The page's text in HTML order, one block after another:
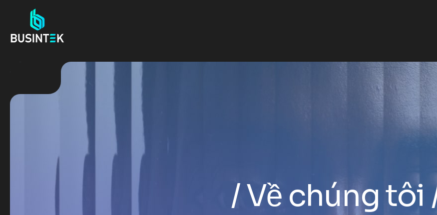
Về chúng tôi